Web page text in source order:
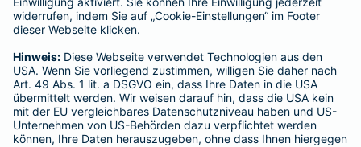
Till Jaworek
Schüruferstr. 9
Tel.:0176 76092953
Mobil:0176 76092953